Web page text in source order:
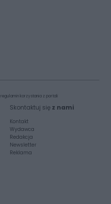
regulamin korzystania z portali
Skontaktuj się z nami
Kontakt
Wydawca
Redakcja
Newsletter
Reklama